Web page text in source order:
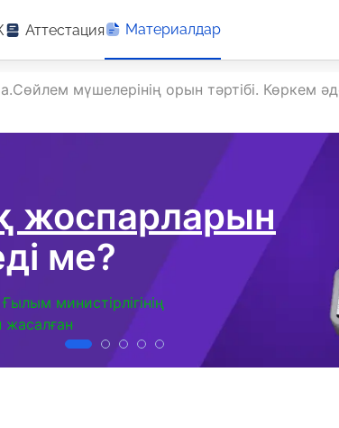
Аттестация Материалдар
жоспарларын
ме?
министірлігінің
жасалған
мүшелерінің орын тәртібі. Көркем